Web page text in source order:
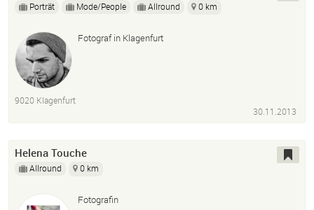
Porträt Mode/People Allround 0 km
Fotograf in Klagenfurt
9020 Klagenfurt
30.11.2013
Helena Touche
Allround 0 km
Fotografin